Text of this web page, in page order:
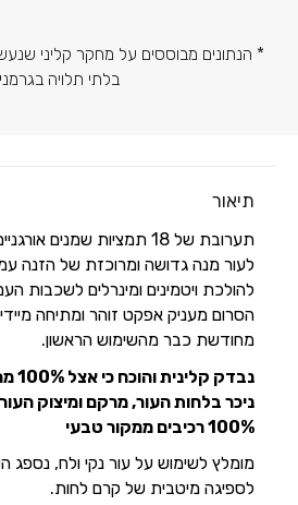
* הנתונים מבוססים על מחקר קליני
בלתי תלויה
תיאור
תערובת של 18 תמציות שמנים
לעור מנה גדושה ומרוכזת של הזנה
להולכת ויטמינים ומינרלים לשכבות
הסרום מעניק אפקט זוהר ומתיחה מיידי,
מחודשת כבר מהשימוש הראשון.
נבדק
ניכר בלחות העור, מרקם ומיצוק
100% רכיבים ממקור טבעי
מומלץ לשימוש על עור נקי ולח, נספג
לספיגה מיטבית של קרם לחות.